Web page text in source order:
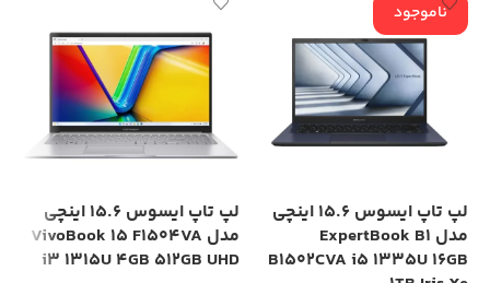
ناموجود
لپ تاپ ایسوس 15.6 اینچی
مدل ExpertBook B1
B1502CVA i5 1335U 16GB
لپ تاپ ایسوس 15.6 اینچی
مدل VivoBook 15 F1504VA
i3 1315U 4GB 512GB UHD